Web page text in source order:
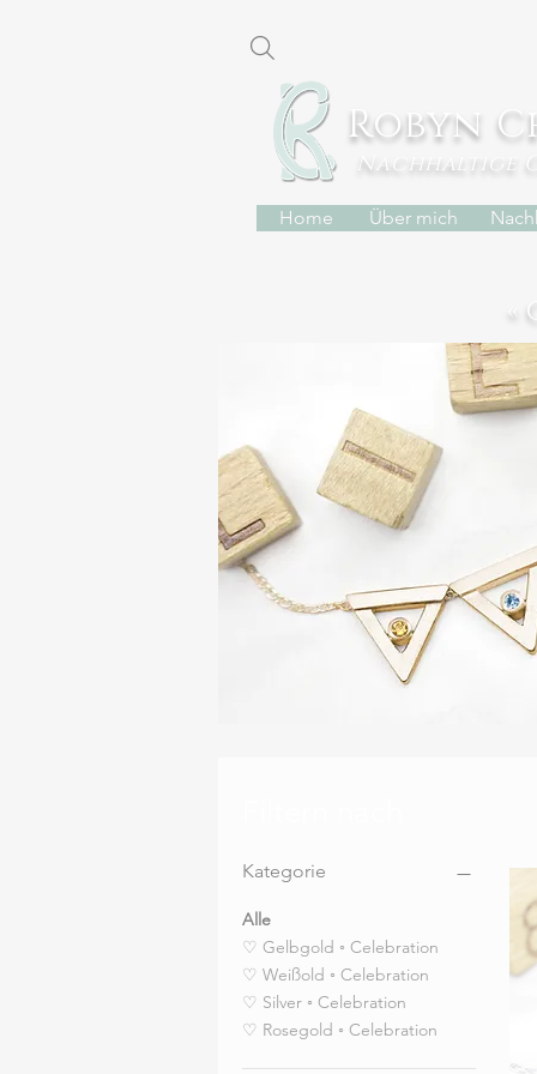
Robyn
Nachhaltige
Home Über mich
«
Kategorie
Alle
♡ Gelbgold ◦ Celebration
♡ Weißold ◦ Celebration
♡ Silver ◦ Celebration
♡ Rosegold ◦ Celebration